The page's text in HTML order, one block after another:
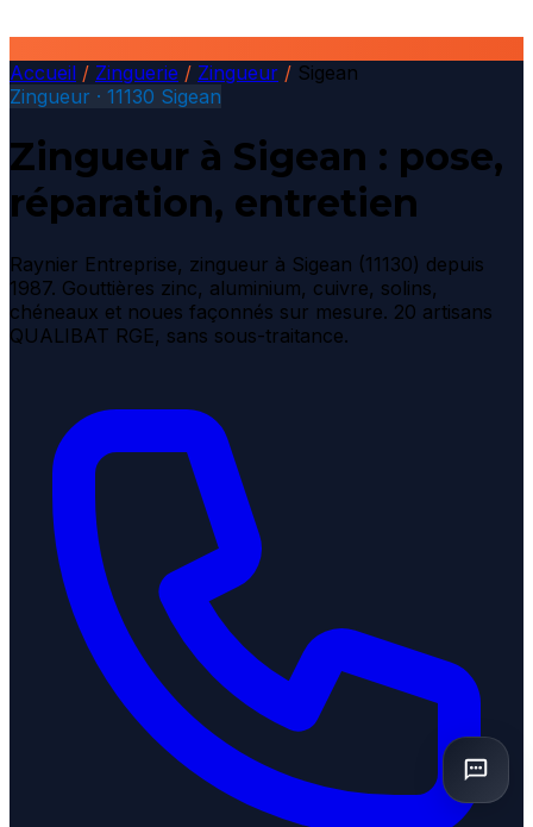
Accueil / Zinguerie / Zingueur / Sigean
Zingueur · 11130 Sigean
Zingueur à Sigean : pose,
réparation, entretien
Raynier Entreprise, zingueur à Sigean (11130) depuis
1987. Gouttières zinc, aluminium, cuivre, solins,
chéneaux et noues façonnés sur mesure. 20 artisans
QUALIBAT RGE, sans sous-traitance.